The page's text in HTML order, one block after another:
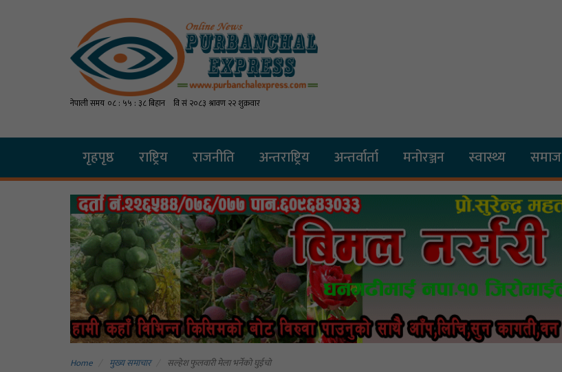
गृहपृष्ठ राष्ट्रिय राजनीति अन्तराष्ट्रिय अन्तर्वार्ता मनोरञ्जन स्वास्थ्य समाज
Home मुख्य समाचार सल्हेश फुलवारी मेला भर्नेको घुईचो